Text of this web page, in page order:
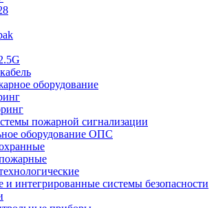
оборудование
пожарной сигнализации
оборудование ОПС
и интегрированные системы безопасноcти